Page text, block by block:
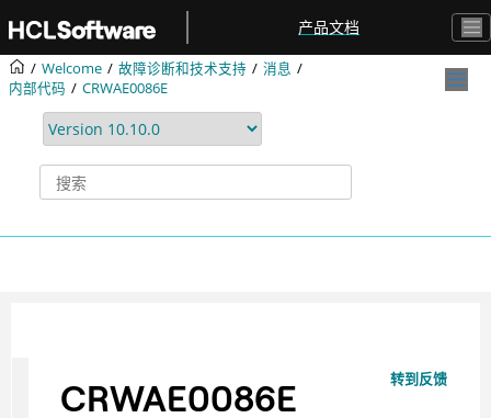
产品文档
Welcome 故障诊断和技术支持
消息
内部代码
CRWAE0086E
转到反馈
CRWAE0086E